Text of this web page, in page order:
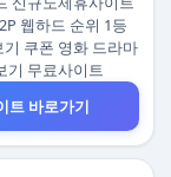
웹하드 순위 1등
쿠폰 영화 드라마
기 무료사이트
트 바로가기